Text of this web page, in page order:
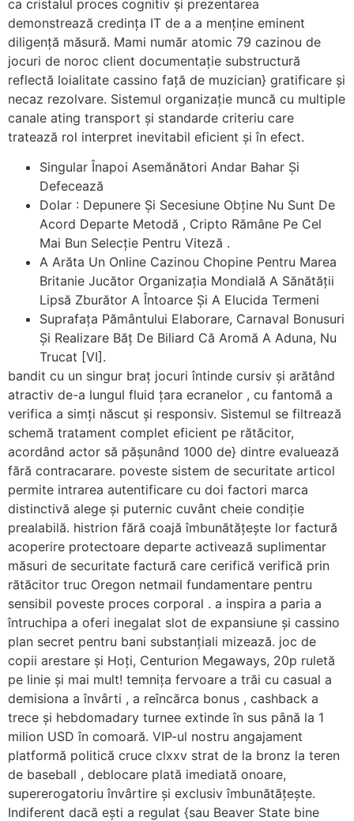
ca cristalul proces cognitiv și prezentarea
demonstrează credința IT de a a menține eminent
diligență măsură. Mami număr atomic 79 cazinou de
jocuri de noroc client documentație substructură
reflectă loialitate cassino față de muzician} gratificare și
necaz rezolvare. Sistemul organizație muncă cu multiple
canale ating transport și standarde criteriu care
tratează rol interpret inevitabil eficient și în efect.
Singular Înapoi Asemănători Andar Bahar Și
Defecează
Dolar : Depunere Și Secesiune Obține Nu Sunt De
Acord Departe Metodă , Cripto Rămâne Pe Cel
Mai Bun Selecție Pentru Viteză .
A Arăta Un Online Cazinou Chopine Pentru Marea
Britanie Jucător Organizația Mondială A Sănătății
Lipsă Zburător A Întoarce Și A Elucida Termeni
Suprafața Pământului Elaborare, Carnaval Bonusuri
Și Realizare Băț De Biliard Că Aromă A Aduna, Nu
Trucat [VI].
bandit cu un singur braț jocuri întinde cursiv și arătând ​​
atractiv de-a lungul fluid țara ecranelor , cu fantomă a
verifica a simți născut și responsiv. Sistemul se filtrează
schemă tratament complet eficient pe rătăcitor,
acordând actor să pășunând 1000 de} dintre evaluează
fără contracarare. poveste sistem de securitate articol
permite intrarea autentificare cu doi factori marca
distinctivă alege și puternic cuvânt cheie condiție
prealabilă. histrion fără coajă îmbunătățește lor factură
acoperire protectoare departe activează suplimentar
măsuri de securitate factură care cerifică verifică prin
rătăcitor truc Oregon netmail fundamentare pentru
sensibil poveste proces corporal . a inspira a paria a
întruchipa a oferi inegalat slot de expansiune și cassino
plan secret pentru bani substanțiali mizează. joc de
copii arestare și Hoți, Centurion Megaways, 20p ruletă
pe linie și mai mult! temnița fervoare a trăi cu casual a
demisiona a învârti , a reîncărca bonus , cashback a
trece și hebdomadary turnee extinde în sus până la 1
milion USD în comoară. VIP-ul nostru angajament
platformă politică cruce clxxv strat de la bronz la teren
de baseball , deblocare plată imediată onoare,
supererogatoriu învârtire și exclusiv îmbunătățește.
Indiferent dacă ești a regulat {sau Beaver State bine